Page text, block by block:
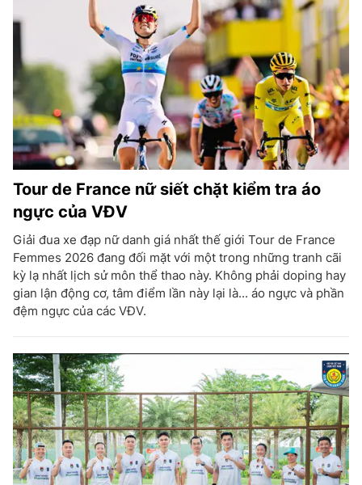
Tour de France nữ siết chặt kiểm tra áo
ngực của VĐV
Giải đua xe đạp nữ danh giá nhất thế giới Tour de France
Femmes 2026 đang đối mặt với một trong những tranh cãi
kỳ lạ nhất lịch sử môn thể thao này. Không phải doping hay
gian lận động cơ, tâm điểm lần này lại là... áo ngực và phần
đệm ngực của các VĐV.